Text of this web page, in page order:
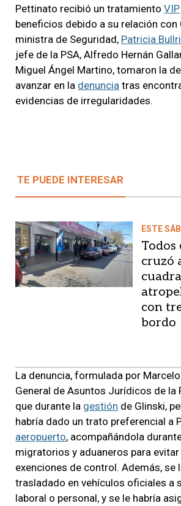
Pettinato recibió un tratamiento VIP
beneficios debido a su relación con
ministra de Seguridad, Patricia
jefe de la PSA, Alfredo Hernán
Miguel Ángel Martino, tomaron la
avanzar en la denuncia tras
evidencias de irregularidades.
TE PUEDE INTERESAR
ESTE
Todos
cruzó
con
bordo
La denuncia, formulada por
General de Asuntos Jurídicos de la
que durante la gestión de Glinski,
habría dado un trato preferencial a
aeropuerto, acompañándola
migratorios y aduaneros para
exenciones de control. Además, se
trasladado en vehículos oficiales a
laboral o personal, y se le habría